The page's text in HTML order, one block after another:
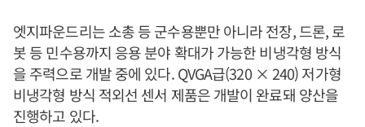
엣지파운드리는 소총 등 군수용뿐만 아니라 전장, 드론, 로
봇 등 민수용까지 응용 분야 확대가 가능한 비냉각형 방식
을 주력으로 개발 중에 있다. QVGA급(320 × 240) 저가형
비냉각형 방식 적외선 센서 제품은 개발이 완료돼 양산을
진행하고 있다.